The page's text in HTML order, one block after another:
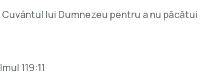
lui Dumnezeu pentru a nu păcătui
119:11